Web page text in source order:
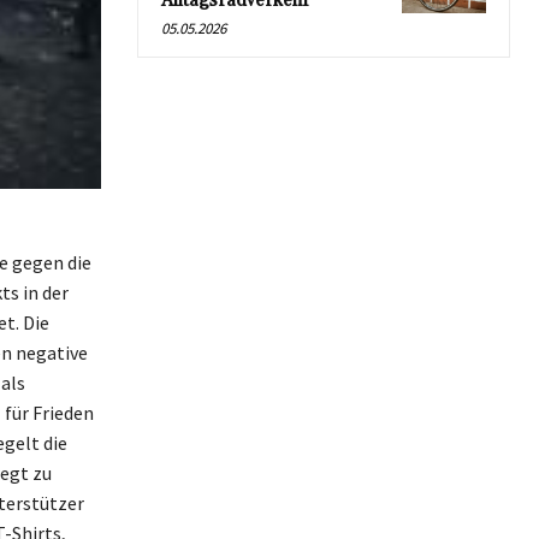
gegen die
in der
Die
negative
Frieden
die
zu
Shirts,
05.05.2026